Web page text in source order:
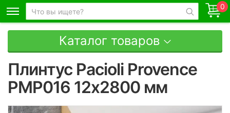
0
Каталог товаров
Плинтус Pacioli Provence
PMP016 12х2800 мм